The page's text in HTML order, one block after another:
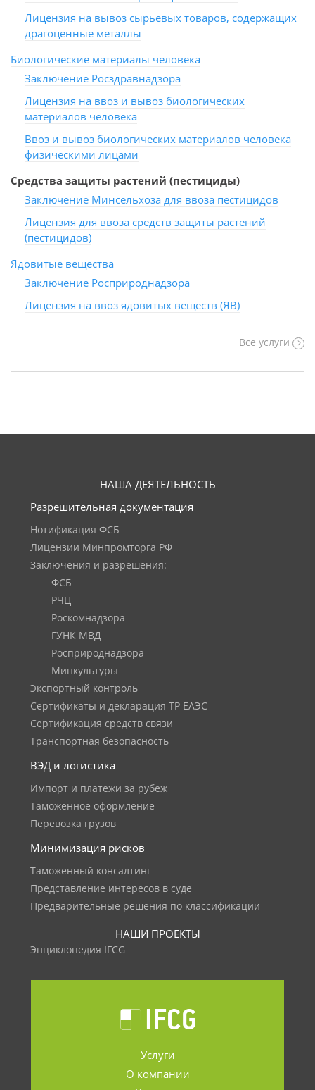
Лицензия на вывоз сырьевых товаров, содержащих
драгоценные металлы
Биологические материалы человека
Заключение Росздравнадзора
Лицензия на ввоз и вывоз биологических
материалов человека
Ввоз и вывоз биологических материалов человека
физическими лицами
Средства защиты растений (пестициды)
Заключение Минсельхоза для ввоза пестицидов
Лицензия для ввоза средств защиты растений
(пестицидов)
Ядовитые вещества
Заключение Росприроднадзора
Лицензия на ввоз ядовитых веществ (ЯВ)
Все услуги
НАША ДЕЯТЕЛЬНОСТЬ
Разрешительная документация
Нотификация ФСБ
Лицензии Минпромторга РФ
Заключения и разрешения:
ФСБ
РЧЦ
Роскомнадзора
ГУНК МВД
Росприроднадзора
Минкультуры
Экспортный контроль
Сертификаты и декларация ТР ЕАЭС
Сертификация средств связи
Транспортная безопасность
ВЭД и логистика
Импорт и платежи за рубеж
Таможенное оформление
Перевозка грузов
Минимизация рисков
Таможенный консалтинг
Представление интересов в суде
Предварительные решения по классификации
НАШИ ПРОЕКТЫ
Энциклопедия IFCG
Услуги
О компании